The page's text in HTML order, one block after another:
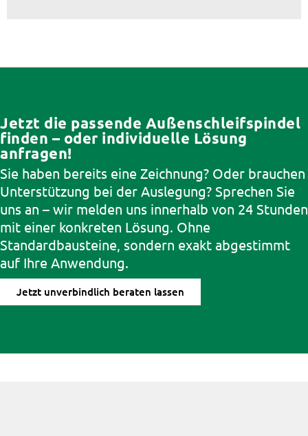
Jetzt die passende Außenschleifspindel
finden – oder individuelle Lösung
anfragen!
Sie haben bereits eine Zeichnung? Oder brauchen
Unterstützung bei der Auslegung? Sprechen Sie
uns an – wir melden uns innerhalb von 24 Stunden
mit einer konkreten Lösung. Ohne
Standardbausteine, sondern exakt abgestimmt
auf Ihre Anwendung.
Jetzt unverbindlich beraten lassen